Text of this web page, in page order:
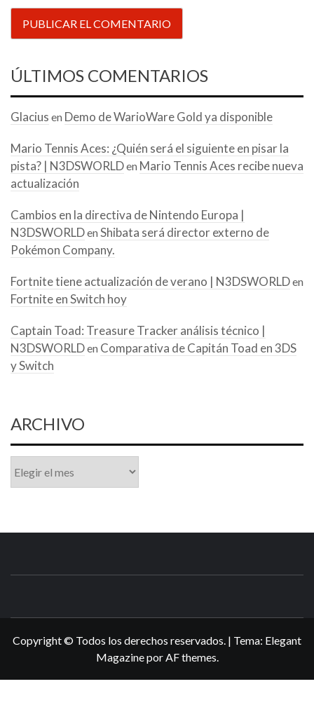
ÚLTIMOS COMENTARIOS
Glacius en Demo de WarioWare Gold ya disponible
Mario Tennis Aces: ¿Quién será el siguiente en pisar la
pista? | N3DSWORLDen Mario Tennis Aces recibe nueva
actualización
Cambios en la directiva de Nintendo Europa |
N3DSWORLDen Shibata será director externo de
Pokémon Company.
Fortnite tiene actualización de verano | N3DSWORLDen
Fortnite en Switch hoy
Captain Toad: Treasure Tracker análisis técnico |
N3DSWORLDen Comparativa de Capitán Toad en 3DS
y Switch
ARCHIVO
Copyright © Todos los derechos reservados. | Tema: Elegant
MagazineporAF themes.